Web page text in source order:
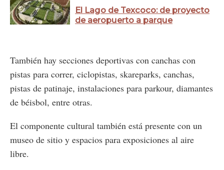
El Lago de Texcoco: de proyecto
de aeropuerto a parque
También hay secciones deportivas con canchas con
pistas para correr, ciclopistas, skareparks, canchas,
pistas de patinaje, instalaciones para parkour, diamantes
de béisbol, entre otras.
El componente cultural también está presente con un
museo de sitio y espacios para exposiciones al aire
libre.